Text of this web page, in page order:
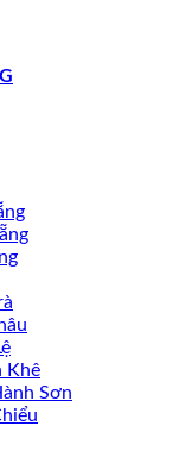
Khê
Sơn